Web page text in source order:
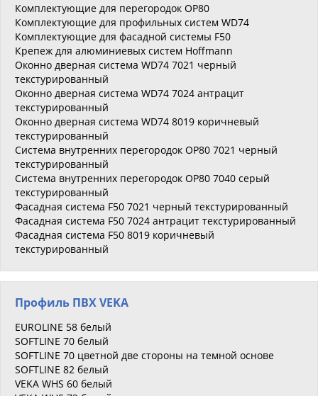
Комплектующие для перегородок OP80
Комплектующие для профильных систем WD74
Комплектующие для фасадной системы F50
Крепеж для алюминиевых систем Hoffmann
Оконно дверная система WD74 7021 черный
текстурированный
Оконно дверная система WD74 7024 антрацит
текстурированный
Оконно дверная система WD74 8019 коричневый
текстурированный
Система внутренних перегородок OP80 7021 черный
текстурированный
Система внутренних перегородок OP80 7040 серый
текстурированный
Фасадная система F50 7021 черный текстурированный
Фасадная система F50 7024 антрацит текстурированный
Фасадная система F50 8019 коричневый
текстурированный
Профиль ПВХ VEKA
EUROLINE 58 белый
SOFTLINE 70 белый
SOFTLINE 70 цветной две стороны на темной основе
SOFTLINE 82 белый
VEKA WHS 60 белый